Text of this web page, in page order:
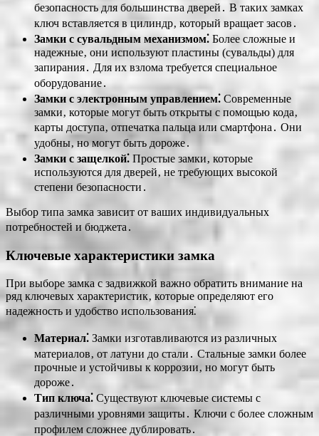
безопасность для большинства дверей․ В таких замках
ключ вставляется в цилиндр‚ который вращает засов․
Замки с сувальдным механизмом⁚ Более сложные и
надежные‚ они используют пластины (сувальды) для
запирания․ Для их взлома требуется специальное
оборудование․
Замки с электронным управлением⁚ Современные
замки‚ которые могут быть открыты с помощью кода‚
карты доступа‚ отпечатка пальца или смартфона․ Они
удобны‚ но могут быть дороже․
Замки с защелкой⁚ Простые замки‚ которые
используются для дверей‚ не требующих высокой
степени безопасности․
Выбор типа замка зависит от ваших индивидуальных
потребностей и бюджета․
Ключевые характеристики замка
При выборе замка с задвижкой важно обратить внимание на
ряд ключевых характеристик‚ которые определяют его
надежность и удобство использования⁚
Материал⁚ Замки изготавливаются из различных
материалов‚ от латуни до стали․ Стальные замки более
прочные и устойчивы к коррозии‚ но могут быть
дороже․
Тип ключа⁚ Существуют ключевые системы с
различными уровнями защиты․ Ключи с более сложным
профилем сложнее дублировать․